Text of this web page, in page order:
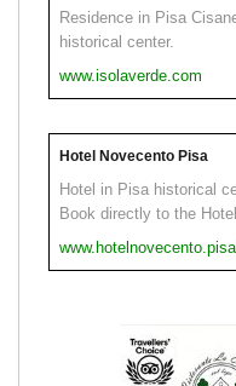
Residence in Pisa
historical center.
www.isolaverde.com
Hotel Novecento Pisa
Hotel in Pisa historical
Book directly to the